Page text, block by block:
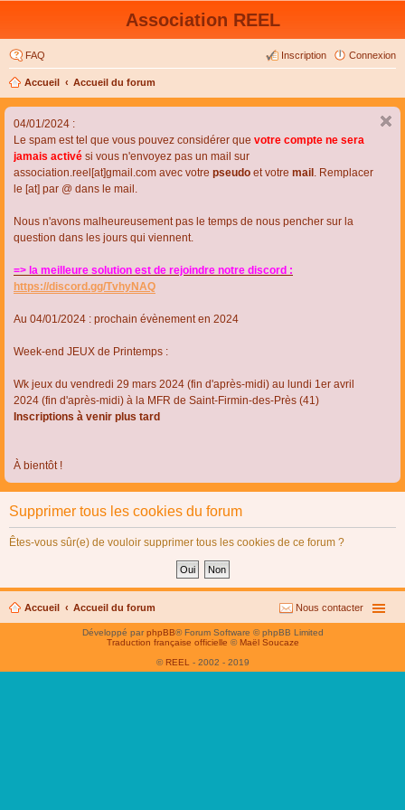
Association REEL
FAQ Connexion
Inscription
Accueil Accueil du forum
04/01/2024 :
Le spam est tel que vous pouvez considérer que votre compte ne sera
jamais activé si vous n'envoyez pas un mail sur
association.reel[at]gmail.com avec votre pseudo et votre mail . Remplacer
le [at] par @ dans le mail.
Nous n'avons malheureusement pas le temps de nous pencher sur la
question dans les jours qui viennent.
=> la meilleure solution est de rejoindre notre discord :
https://discord.gg/TvhyNAQ
Au 04/01/2024 : prochain évènement en 2024
Week-end JEUX de Printemps :
Wk jeux du vendredi 29 mars 2024 (fin d'après-midi) au lundi 1er avril
2024 (fin d'après-midi) à la MFR de Saint-Firmin-des-Près (41)
Inscriptions à venir plus tard
À bientôt !
Supprimer tous les cookies du forum
Êtes-vous sûr(e) de vouloir supprimer tous les cookies de ce forum ?
Accueil Accueil du forum Nous contacter
Développé parphpBB® Forum Software © phpBB Limited
Traduction française officielle © Maël Soucaze
© REEL - 2002 - 2019